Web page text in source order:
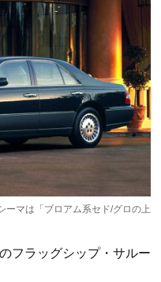
ーマは「ブロアム系セド/グロの上
フラッグシップ・サルー